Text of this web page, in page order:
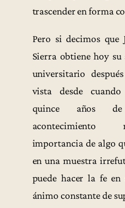
trascender en forma
Pero si decimos que
Sierra obtiene hoy
universitario
vista desde
quince años
importancia de algo
en una muestra
puede hacer la fe
ánimo constante de